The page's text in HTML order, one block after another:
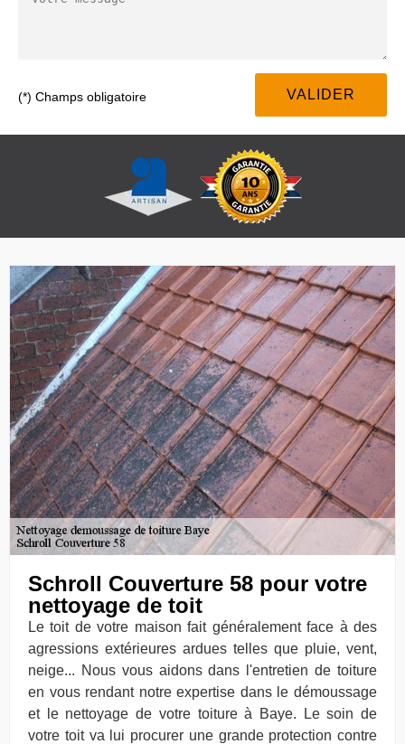
(*) Champs obligatoire
Schroll Couverture 58 pour votre
nettoyage de toit
Le toit de votre maison fait généralement face à des
agressions extérieures ardues telles que pluie, vent,
neige... Nous vous aidons dans l'entretien de toiture
en vous rendant notre expertise dans le démoussage
et le nettoyage de votre toiture à Baye. Le soin de
votre toit va lui procurer une grande protection contre